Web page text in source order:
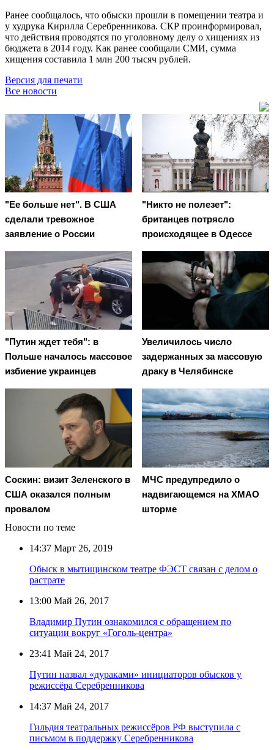
Ранее сообщалось, что обыски прошли в помещении театра и
у худрука Кирилла Серебренникова. СКР проинформировал,
что действия проводятся по уголовному делу о хищениях из
бюджета в 2014 году. Как ранее сообщали СМИ, сумма
хищения составила 1 млн 200 тысяч рублей.
Версия для печати
Все новости
"Ее больше нет". В США
сделали тревожное
заявление о России
"Никто не полезет":
британцев потрясло
происходящее в Одессе
"Путин ждет тебя": в
Польше началось массовое
избиение украинцев
Увеличилось число
задержанных за массовую
драку в Челябинске
Соскин: визит Зеленского в
США оказался полным
провалом
МЧС предупредило о
надвигающемся на ХМАО
шторме
Новости по теме
14:37 Март 26, 2019
Обыск в мытищинском театре ФЭСТ связан с делом о
растрате
13:00 Май 26, 2017
Владимир Путин ознакомился с обращением по
ситуации вокруг «Гоголь-центра»
23:41 Май 24, 2017
Путин назвал «дураками» инициаторов обысков у
режиссёра Серебренникова
14:37 Май 24, 2017
Гильдия театральных режиссёров РФ выступила с
письмом в поддержку Серебренникова